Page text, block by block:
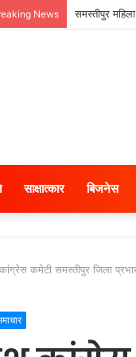
News समस्तीपुर
साक्षात्कार बिजनेस
कमेटी समस्तीपुर जिला